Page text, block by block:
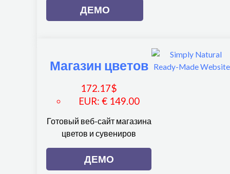
ДЕМО
Магазин цветов
172.17$
EUR:€ 149.00
Готовый веб-сайт магазина
цветов и сувениров
ДЕМО